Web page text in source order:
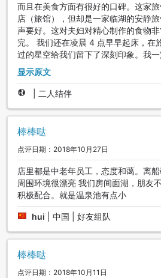
而且在美食方面有很好的口碑。这家
店（旅馆），但却是一家临湖的安静
声要好。这对夫妇对精心制作的食物
完。 我们还在凌晨 4 点早早起床，在
过的星空给我们留下了深刻印象。我一
显示原文
二人结伴
棒棒哒
点评日期：2018年10月27日
店里都是中老年员工，态度和蔼。离
周围环境很漂亮 我们房间面湖，朋友
积极配合。就是温泉池有点小
hui 中国 | 好友组队
棒棒哒
点评日期：2018年10月11日